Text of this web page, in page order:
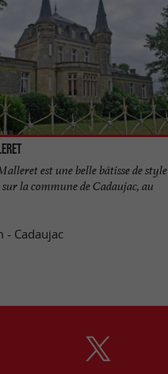
est une belle bâtisse de style
sur la commune de Cadaujac, au
- Cadaujac